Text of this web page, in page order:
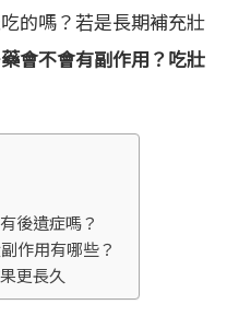
的嗎？若是長期補充壯
會不會有副作用？吃壯
後遺症嗎？
作用有哪些？
更長久